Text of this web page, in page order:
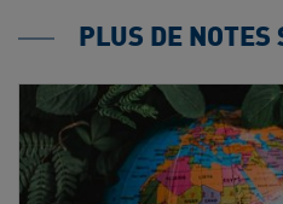
PLUS DE NOTES